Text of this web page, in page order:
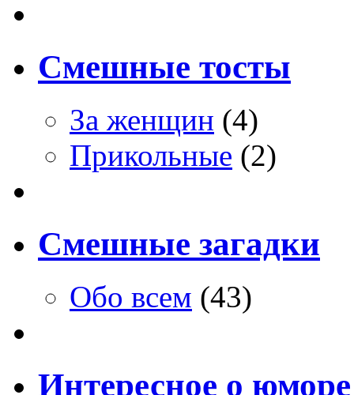
Смешные тосты
За женщин (4)
Прикольные (2)
Смешные загадки
Обо всем (43)
Интересное о юморе